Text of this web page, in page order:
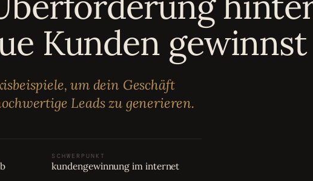
Kunden gewinnst
um dein Geschäft
Leads zu generieren.
SCHWERPUNKT
kundengewinnung im internet